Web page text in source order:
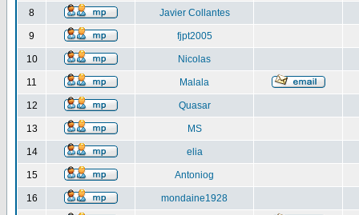
8 Javier Collantes
9 fjpt2005
10 Nicolas
11 Malala
12 Quasar
13 MS
14 elia
15 Antoniog
16 mondaine1928